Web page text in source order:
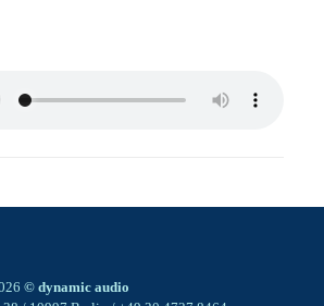
© dynamic audio